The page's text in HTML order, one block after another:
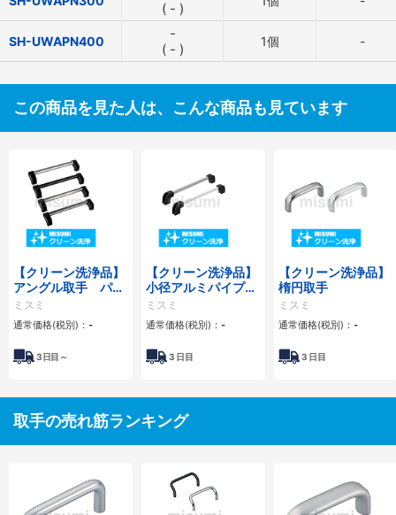
( - )
SH-UWAPN400
-
( - ) 1個 -
この商品を見た人は、こんな商品も見ています
【クリーン洗浄品】
アングル取手 パイ
プタイプ
ミスミ
通常価格(税別)： -
3日目～
【クリーン洗浄品】
小径アルミパイプ取
手
ミスミ
通常価格(税別)： -
3 日目
【クリーン洗浄品】
楕円取手
ミスミ
通常価格(税別)： -
3 日目
取手の売れ筋ランキング